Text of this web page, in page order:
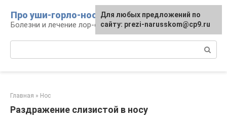
контенту
Про уши-горло-нос
Болезни и лечение лор-органов
Главная » Нос
Раздражение слизистой в носу
Для любых предложений по
сайту: prezi-narusskom@cp9.ru